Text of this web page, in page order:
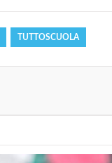
TUTTOSCUOLA